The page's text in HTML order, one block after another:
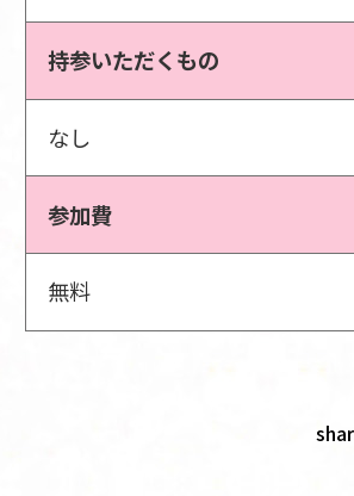
持参いただくもの
なし
参加費
無料